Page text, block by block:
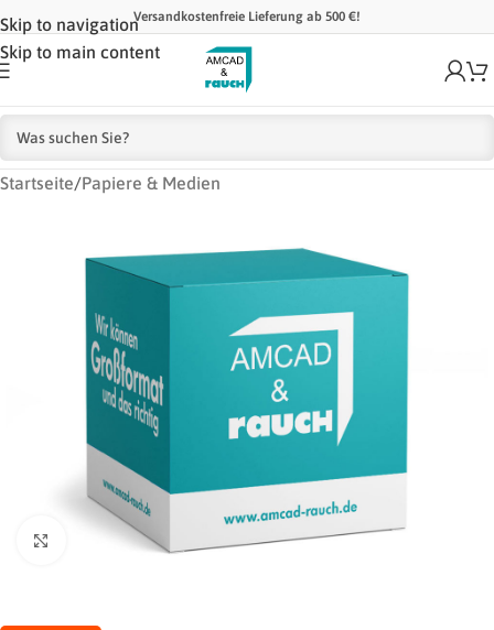
Skip to navigation
Skip to main content
Versandkostenfreie Lieferung ab 500 €!
Startseite/Papiere & Medien
Zum Vergrößern klicken